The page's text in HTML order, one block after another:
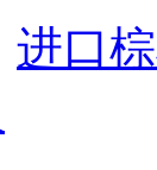
进口